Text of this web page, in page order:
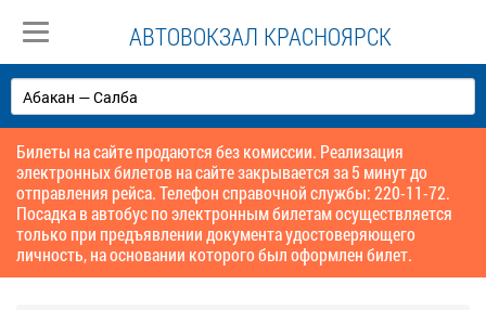
АВТОВОКЗАЛ КРАСНОЯРСК
Билеты на сайте продаются без комиссии. Реализация
электронных билетов на сайте закрывается за 5 минут до
отправления рейса. Телефон справочной службы: 220-11-72.
Посадка в автобус по электронным билетам осуществляется
только при предъявлении документа удостоверяющего
личность, на основании которого был оформлен билет.